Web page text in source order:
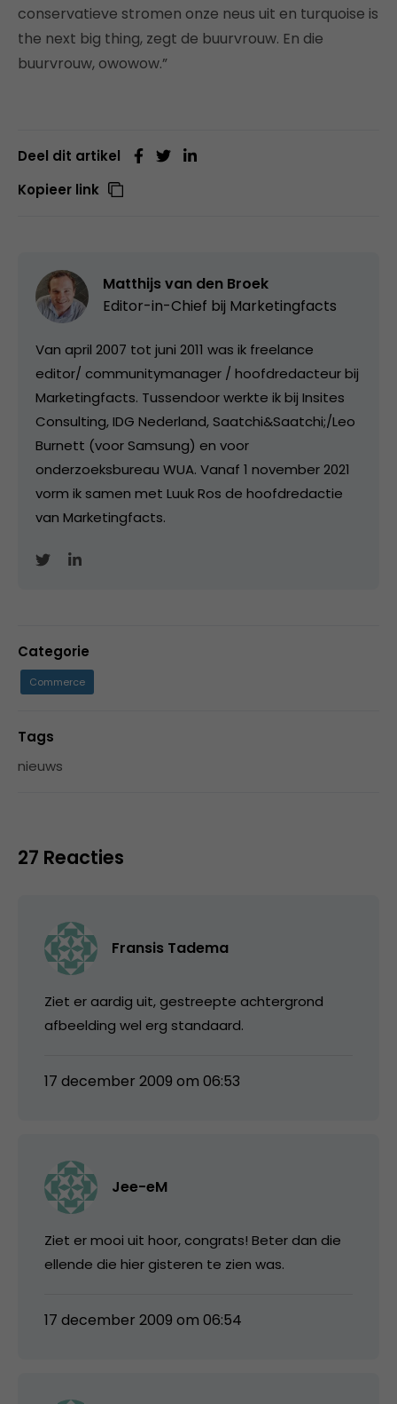
conservatieve stromen onze neus uit en turquoise is
the next big thing, zegt de buurvrouw. En die
buurvrouw, owowow.”
Deel dit artikel
Kopieer link
Matthijs van den Broek
Editor-in-Chief bij Marketingfacts
Van april 2007 tot juni 2011 was ik freelance
editor/ communitymanager / hoofdredacteur bij
Marketingfacts. Tussendoor werkte ik bij Insites
Consulting, IDG Nederland, Saatchi&Saatchi;/Leo
Burnett (voor Samsung) en voor
onderzoeksbureau WUA. Vanaf 1 november 2021
vorm ik samen met Luuk Ros de hoofdredactie
van Marketingfacts.
Categorie
Commerce
Tags
nieuws
27 Reacties
Fransis Tadema
Ziet er aardig uit, gestreepte achtergrond
afbeelding wel erg standaard.
17 december 2009 om 06:53
Jee-eM
Ziet er mooi uit hoor, congrats! Beter dan die
ellende die hier gisteren te zien was.
17 december 2009 om 06:54